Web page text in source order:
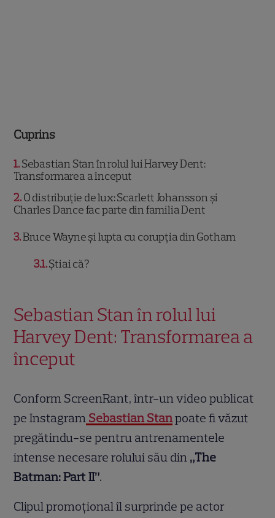
Cuprins
1 Sebastian Stan în rolul lui Harvey Dent:
Transformarea a început
2 O distribuție de lux: Scarlett Johansson și
Charles Dance fac parte din familia Dent
3 Bruce Wayne și lupta cu corupția din Gotham
3.1Știai că?
Sebastian Stan în rolul lui
Harvey Dent: Transformarea a
început
Conform ScreenRant, într-un video publicat
pe Instagram Sebastian Stanpoate fi văzut
pregătindu-se pentru antrenamentele
intense necesare rolului său din „The
Batman: Part II”.
Clipul promoțional îl surprinde pe actor